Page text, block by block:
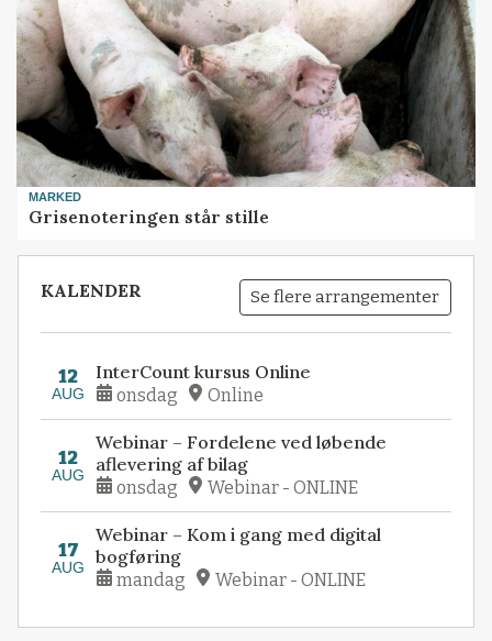
MARKED
Grisenoteringen står stille
KALENDER Se flere arrangementer
12
AUG
InterCount kursus Online
onsdag Online
12
AUG
Webinar – Fordelene ved løbende
aflevering af bilag
onsdag Webinar - ONLINE
17
AUG
Webinar – Kom i gang med digital
bogføring
mandag Webinar - ONLINE